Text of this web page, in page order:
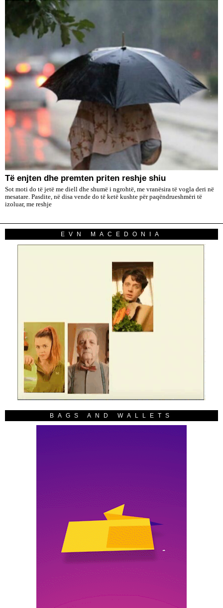
Të enjten dhe premten priten reshje shiu
Sot moti do të jetë me diell dhe shumë i ngrohtë, me vranësira të vogla deri në
mesatare. Pasdite, në disa vende do të ketë kushte për paqëndrueshmëri të
izoluar, me reshje
EVN MACEDONIA
BAGS AND WALLETS